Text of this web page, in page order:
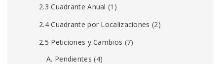
2.3 Cuadrante Anual (1)
2.4 Cuadrante por Localizaciones (2)
2.5 Peticiones y Cambios (7)
A. Pendientes (4)